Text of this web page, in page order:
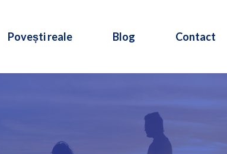
Povești reale Blog Contact